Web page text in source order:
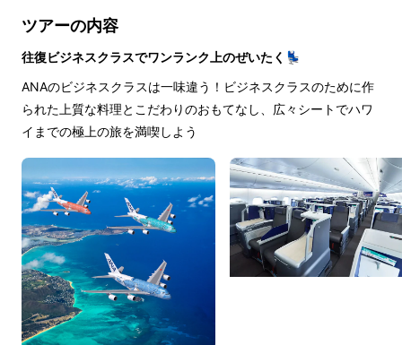
ツアーの内容
往復ビジネスクラスでワンランク上のぜいたく💺
ANAのビジネスクラスは一味違う！ビジネスクラスのために作
られた上質な料理とこだわりのおもてなし、広々シートでハワ
イまでの極上の旅を満喫しよう